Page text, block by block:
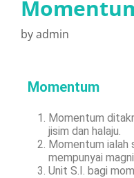
byadmin
Momentum
Momentum
jisim dan halaju.
Momentum ialah
mempunyai
Unit S.I. bagi